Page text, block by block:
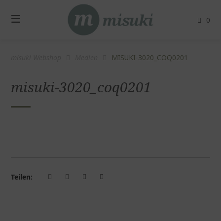
zum
Inhalt
0
MISUKI-3020_COQ0201
misuki-3020_coq0201
Teilen: